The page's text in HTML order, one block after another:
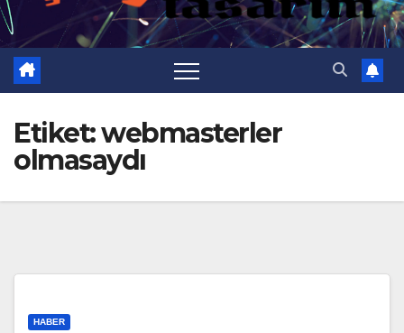
Etiket:webmasterler
olmasaydı
HABER